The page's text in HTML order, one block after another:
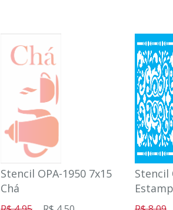
Stencil OPA-1950 7x15
Chá
Stencil